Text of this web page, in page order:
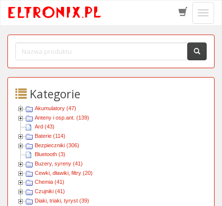
menu
Kategorie
Akumulatory (47)
Anteny i osp.ant. (139)
Ard (43)
Baterie (114)
Bezpieczniki (306)
Bluetooth (3)
Buzery, syreny (41)
Cewki, dławiki, filtry (20)
Chemia (41)
Czujniki (41)
Diaki, triaki, tyryst (39)